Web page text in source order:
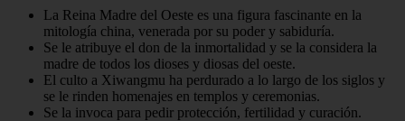
La Reina Madre del Oeste es una figura fascinante en la
mitología china, venerada por su poder y sabiduría.
Se le atribuye el don de la inmortalidad y se la considera la
madre de todos los dioses y diosas del oeste.
El culto a Xiwangmu ha perdurado a lo largo de los siglos y
se le rinden homenajes en templos y ceremonias.
Se la invoca para pedir protección, fertilidad y curación.